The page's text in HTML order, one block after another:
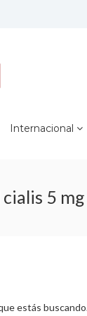
Internacional
5 mg
estás